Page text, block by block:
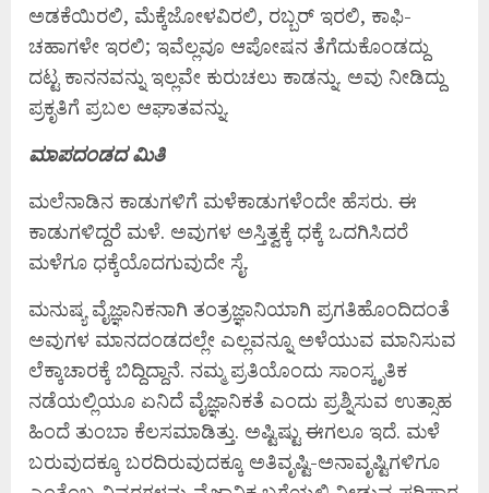
ಅಡಕೆಯಿರಲಿ, ಮೆಕ್ಕೆಜೋಳವಿರಲಿ, ರಬ್ಬರ್ ಇರಲಿ, ಕಾಫಿ-
ಚಹಾಗಳೇ ಇರಲಿ; ಇವೆಲ್ಲವೂ ಆಪೋಷನ ತೆಗೆದುಕೊಂಡದ್ದು
ದಟ್ಟ ಕಾನನವನ್ನು ಇಲ್ಲವೇ ಕುರುಚಲು ಕಾಡನ್ನು. ಅವು ನೀಡಿದ್ದು
ಪ್ರಕೃತಿಗೆ ಪ್ರಬಲ ಆಘಾತವನ್ನು.
ಮಾಪದಂಡದ ಮಿತಿ
ಮಲೆನಾಡಿನ ಕಾಡುಗಳಿಗೆ ಮಳೆಕಾಡುಗಳೆಂದೇ ಹೆಸರು. ಈ
ಕಾಡುಗಳಿದ್ದರೆ ಮಳೆ. ಅವುಗಳ ಅಸ್ತಿತ್ವಕ್ಕೆ ಧಕ್ಕೆ ಒದಗಿಸಿದರೆ
ಮಳೆಗೂ ಧಕ್ಕೆಯೊದಗುವುದೇ ಸೈ.
ಮನುಷ್ಯ ವೈಜ್ಞಾನಿಕನಾಗಿ ತಂತ್ರಜ್ಞಾನಿಯಾಗಿ ಪ್ರಗತಿಹೊಂದಿದಂತೆ
ಅವುಗಳ ಮಾನದಂಡದಲ್ಲೇ ಎಲ್ಲವನ್ನೂ ಅಳೆಯುವ ಮಾನಿಸುವ
ಲೆಕ್ಕಾಚಾರಕ್ಕೆ ಬಿದ್ದಿದ್ದಾನೆ. ನಮ್ಮ ಪ್ರತಿಯೊಂದು ಸಾಂಸ್ಕೃತಿಕ
ನಡೆಯಲ್ಲಿಯೂ ಏನಿದೆ ವೈಜ್ಞಾನಿಕತೆ ಎಂದು ಪ್ರಶ್ನಿಸುವ ಉತ್ಸಾಹ
ಹಿಂದೆ ತುಂಬಾ ಕೆಲಸಮಾಡಿತ್ತು. ಅಷ್ಟಿಷ್ಟು ಈಗಲೂ ಇದೆ. ಮಳೆ
ಬರುವುದಕ್ಕೂ ಬರದಿರುವುದಕ್ಕೂ ಅತಿವೃಷ್ಟಿ-ಅನಾವೃಷ್ಟಿಗಳಿಗೂ